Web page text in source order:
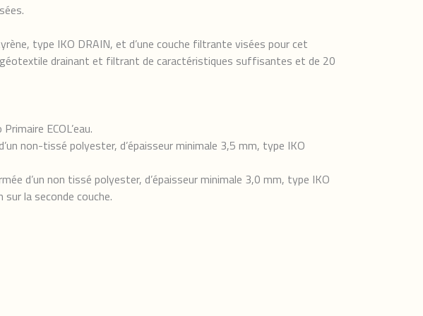
type IKO DRAIN, et d’une couche filtrante visées pour cet
drainant et filtrant de caractéristiques suffisantes et de 20
ECOL’eau.
non-tissé polyester, d’épaisseur minimale 3,5 mm, type IKO
d’un non tissé polyester, d’épaisseur minimale 3,0 mm, type IKO
la seconde couche.